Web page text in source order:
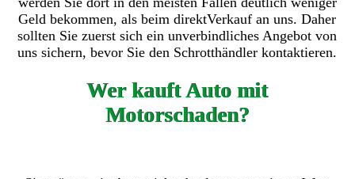
Geld bekommen, als beim direktVerkauf an uns. Daher
sollten Sie zuerst sich ein unverbindliches Angebot von
uns sichern, bevor Sie den Schrotthändler kontaktieren.
Wer kauft Auto mit
Motorschaden?